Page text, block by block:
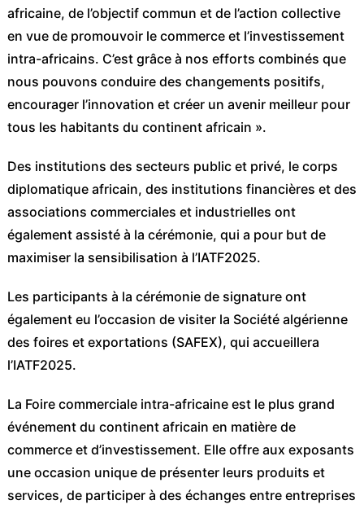
africaine, de l’objectif commun et de l’action collective
en vue de promouvoir le commerce et l’investissement
intra-africains. C’est grâce à nos efforts combinés que
nous pouvons conduire des changements positifs,
encourager l’innovation et créer un avenir meilleur pour
tous les habitants du continent africain ».
Des institutions des secteurs public et privé, le corps
diplomatique africain, des institutions financières et des
associations commerciales et industrielles ont
également assisté à la cérémonie, qui a pour but de
maximiser la sensibilisation à l’IATF2025.
Les participants à la cérémonie de signature ont
également eu l’occasion de visiter la Société algérienne
des foires et exportations (SAFEX), qui accueillera
l’IATF2025.
La Foire commerciale intra-africaine est le plus grand
événement du continent africain en matière de
commerce et d’investissement. Elle offre aux exposants
une occasion unique de présenter leurs produits et
services, de participer à des échanges entre entreprises